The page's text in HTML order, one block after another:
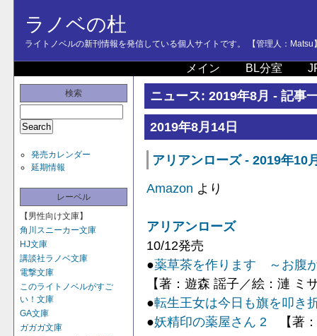
ラノベの杜
ライトノベルの新刊情報を発信している個人サイトです。 【管理人：Matsu
メイン BL分室
検索
発売カレンダー
延期情報
レーベル
【男性向け文庫】
角川スニーカー文庫
HJ文庫
講談社ラノベ文庫
電撃文庫
このライトノベルがすご
い！文庫
GA文庫
ガガガ文庫
ニュース: 2019年8月 - 記事
2019年8月14日
アリアンローズ - 2019年10
Amazon より
アリアンローズ
10/12発売
●薬草茶を作ります ～お腹
【著：遊森 謡子／絵：漣 ミ
●転生王女は今日も旗を叩き
●妖精印の薬屋さん 2 【著：